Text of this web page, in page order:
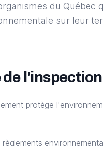
du Québec
sur leur
protège